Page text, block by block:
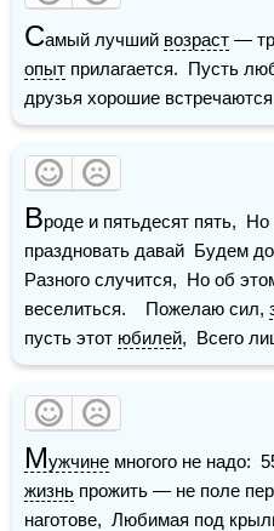
Самый лучший возраст
опыт прилагается.  Пусть
друзья хорошие
Вроде и пятьдесят пять,
праздновать давай  Будем
Разного случится,  Но об
веселиться.    Пожелаю сил,
пусть этот юбилей,  Всего
Мужчине
жизнь прожить — не поле
наготове,  Любимая под